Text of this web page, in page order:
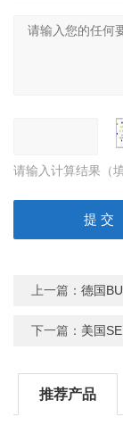
请输入计算结果（
上一篇：德国
下一篇： 美国
推荐产品